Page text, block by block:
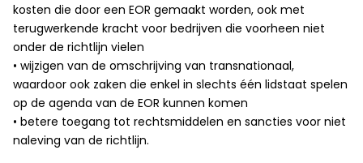
kosten die door een EOR gemaakt worden, ook met
terugwerkende kracht voor bedrijven die voorheen niet
onder de richtlijn vielen
• wijzigen van de omschrijving van transnationaal,
waardoor ook zaken die enkel in slechts één lidstaat spelen
op de agenda van de EOR kunnen komen
• betere toegang tot rechtsmiddelen en sancties voor niet
naleving van de richtlijn.